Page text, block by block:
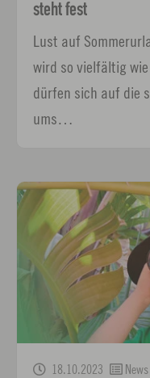
steht fest
Lust auf
wird so vielfältig
dürfen sich auf die
ums…
18.10.2023 News